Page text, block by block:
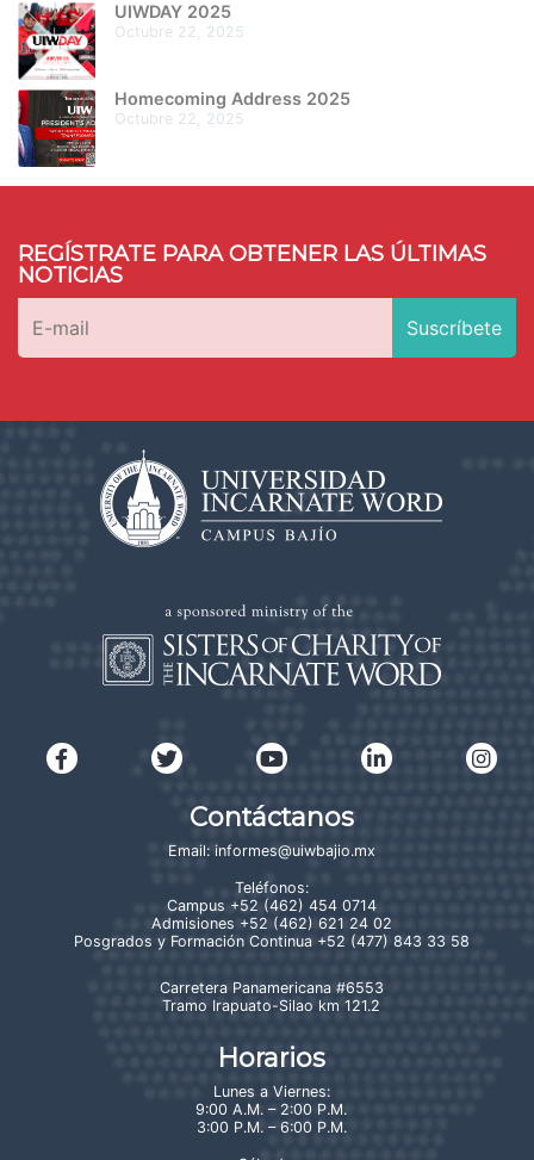
UIWDAY 2025
octubre 22, 2025
Homecoming Address 2025
octubre 22, 2025
REGÍSTRATE PARA OBTENER LAS ÚLTIMAS
NOTICIAS
Contáctanos
Email: informes@uiwbajio.mx
Teléfonos:
Campus +52 (462) 454 0714
Admisiones +52 (462) 621 24 02
Posgrados y Formación Continua +52 (477) 843 33 58
Carretera Panamericana #6553
Tramo Irapuato-Silao km 121.2
Horarios
Lunes a Viernes:
9:00 A.M. – 2:00 P.M.
3:00 P.M. – 6:00 P.M.